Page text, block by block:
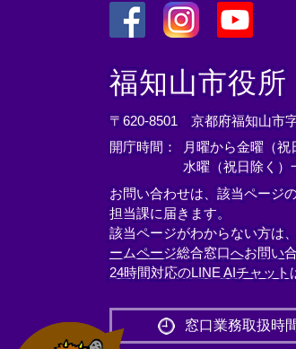
外
部
リ
ン
ク
外
部
リ
ン
ク
外
部
リ
ン
ク
＞
福知山市役所
〒620-8501 京都府福知山市
開庁時間： 月曜から金曜（祝
水曜（祝日除く）
お問い合わせは、該当ページ
担当課に届きます。
該当ページがわからない方は
ームページ総合窓口へお問い
24時間対応のLINE AIチャット
外
部
窓口業務取扱時